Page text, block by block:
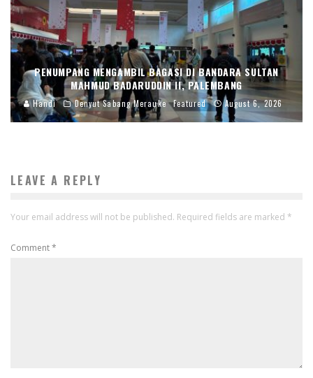
PENUMPANG MENGAMBIL BAGASI DI BANDARA SULTAN
MAHMUD BADARUDDIN II, PALEMBANG
Handi Denyut Sabang Merauke Featured August 6, 2026
LEAVE A REPLY
Your email address will not be published. Required fields are marked *
Comment*